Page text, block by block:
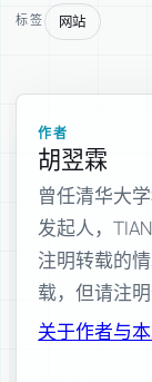
标签 网站
作者
胡翌霖
曾任清华大
发起人，
注明转载的
载，但请注
关于作者与